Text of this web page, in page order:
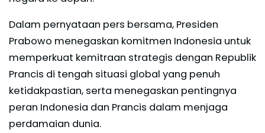
Dalam pernyataan pers bersama, Presiden
Prabowo menegaskan komitmen Indonesia untuk
memperkuat kemitraan strategis dengan Republik
Prancis di tengah situasi global yang penuh
ketidakpastian, serta menegaskan pentingnya
peran Indonesia dan Prancis dalam menjaga
perdamaian dunia.